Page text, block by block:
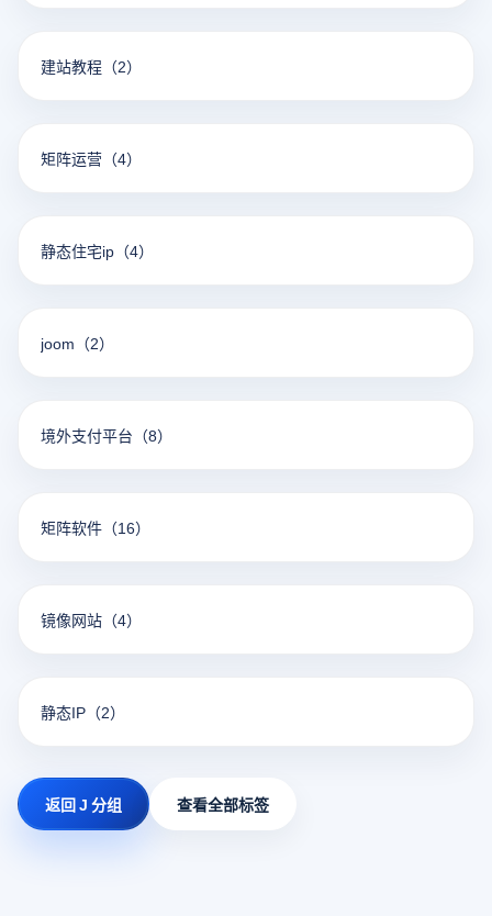
建站教程 （2）
矩阵运营 （4）
静态住宅ip （4）
joom （2）
境外支付平台 （8）
矩阵软件 （16）
镜像网站 （4）
静态IP （2）
返回 J 分组 查看全部标签